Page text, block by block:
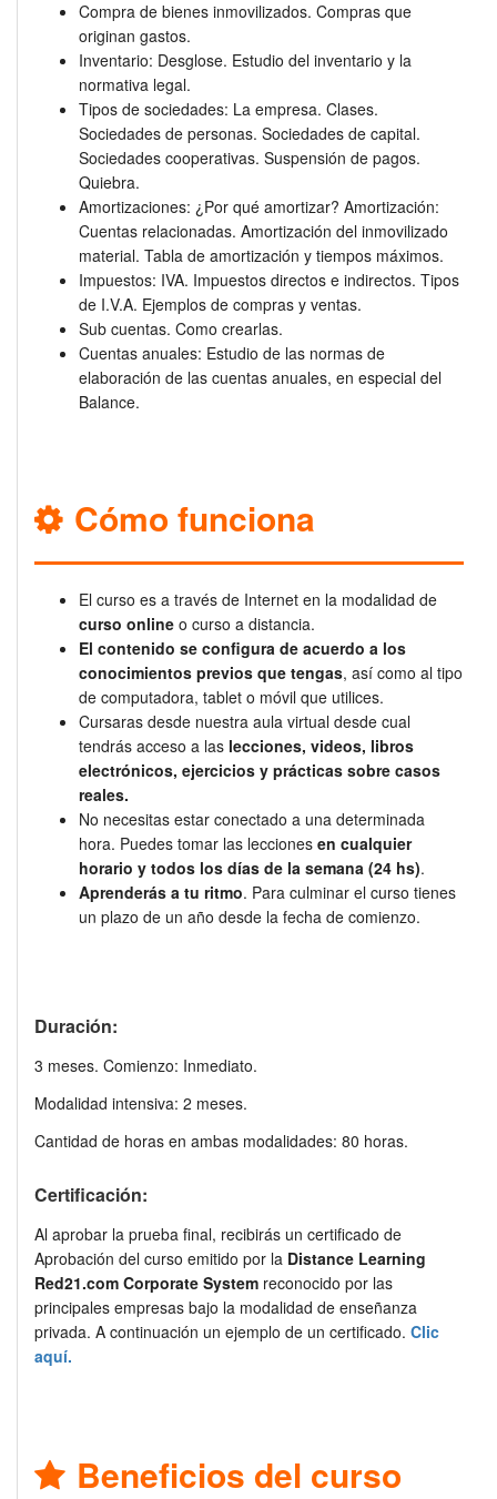
Compra de bienes inmovilizados. Compras que
originan gastos.
Inventario: Desglose. Estudio del inventario y la
normativa legal.
Tipos de sociedades: La empresa. Clases.
Sociedades de personas. Sociedades de capital.
Sociedades cooperativas. Suspensión de pagos.
Quiebra.
Amortizaciones: ¿Por qué amortizar? Amortización:
Cuentas relacionadas. Amortización del inmovilizado
material. Tabla de amortización y tiempos máximos.
Impuestos: IVA. Impuestos directos e indirectos. Tipos
de I.V.A. Ejemplos de compras y ventas.
Sub cuentas. Como crearlas.
Cuentas anuales: Estudio de las normas de
elaboración de las cuentas anuales, en especial del
Balance.
Cómo funciona
El curso es a través de Internet en la modalidad de
curso online o curso a distancia.
El contenido se configura de acuerdo a los
conocimientos previos que tengas, así como al tipo
de computadora, tablet o móvil que utilices.
Cursaras desde nuestra aula virtual desde cual
tendrás acceso a las lecciones, videos, libros
electrónicos, ejercicios y prácticas sobre casos
reales.
No necesitas estar conectado a una determinada
hora. Puedes tomar las lecciones en cualquier
horario y todos los días de la semana (24 hs).
Aprenderás a tu ritmo. Para culminar el curso tienes
un plazo de un año desde la fecha de comienzo.
Duración:
3 meses. Comienzo: Inmediato.
Modalidad intensiva: 2 meses.
Cantidad de horas en ambas modalidades: 80 horas.
Certificación:
Al aprobar la prueba final, recibirás un certificado de
Aprobación del curso emitido por la Distance Learning
Red21.com Corporate System reconocido por las
principales empresas bajo la modalidad de enseñanza
privada. A continuación un ejemplo de un certificado. Clic
aquí.
Beneficios del curso